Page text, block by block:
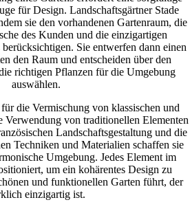
für Design. Landschaftsgärtner Stade
sie den vorhandenen Gartenraum, die
des Kunden und die einzigartigen
Sie entwerfen dann einen
den Raum und entscheiden über den
richtigen Pflanzen für die Umgebung
auswählen.
die Vermischung von klassischen und
Verwendung von traditionellen Elementen
Landschaftsgestaltung und die
Techniken und Materialien schaffen sie
Umgebung. Jedes Element im
um ein kohärentes Design zu
und funktionellen Garten führt, der
einzigartig ist.